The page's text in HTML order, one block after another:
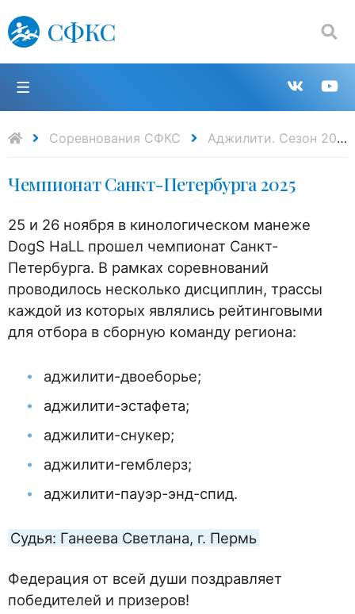
СФКС
Поиск:
в
Соревнования СФКС Аджилити. Сезон 2024-2025
Чемпионат Санкт-Петербурга 2025
25 и 26 ноября в кинологическом манеже
DogS HaLL прошел чемпионат Санкт-
Петербурга. В рамках соревнований
проводилось несколько дисциплин, трассы
каждой из которых являлись рейтинговыми
для отбора в сборную команду региона:
аджилити-двоеборье;
аджилити-эстафета;
аджилити-снукер;
аджилити-гемблерз;
аджилити-пауэр-энд-спид.
Судья: Ганеева Светлана, г. Пермь
Федерация от всей души поздравляет
победителей и призеров!